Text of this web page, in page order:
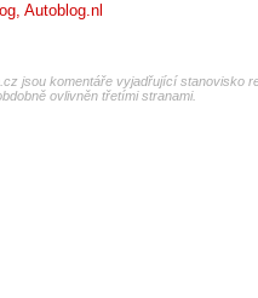
, Autoblog.nl
jsou komentáře vyjadřující stanovisko
ovlivněn třetími stranami.